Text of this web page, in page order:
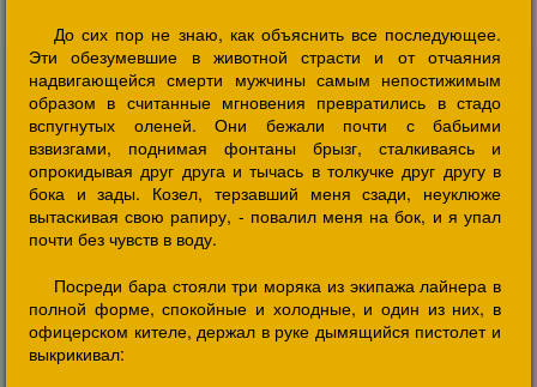
До сих пор не знаю, как объяснить все последующее.
Эти обезумевшие в животной страсти и от отчаяния
надвигающейся смерти мужчины самым непостижимым
образом в считанные мгновения превратились в стадо
вспугнутых оленей. Они бежали почти с бабьими
взвизгами, поднимая фонтаны брызг, сталкиваясь и
опрокидывая друг друга и тычась в толкучке друг другу в
бока и зады. Козел, терзавший меня сзади, неуклюже
вытаскивая свою рапиру, - повалил меня на бок, и я упал
почти без чувств в воду.
Посреди бара стояли три моряка из экипажа лайнера в
полной форме, спокойные и холодные, и один из них, в
офицерском кителе, держал в руке дымящийся пистолет и
выкрикивал: